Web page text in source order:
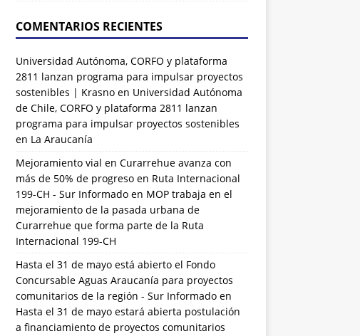
COMENTARIOS RECIENTES
Universidad Autónoma, CORFO y plataforma
2811 lanzan programa para impulsar proyectos
sostenibles | Krasnoen Universidad Autónoma
de Chile, CORFO y plataforma 2811 lanzan
programa para impulsar proyectos sostenibles
en La Araucanía
Mejoramiento vial en Curarrehue avanza con
más de 50% de progreso en Ruta Internacional
199-CH - Sur Informadoen MOP trabaja en el
mejoramiento de la pasada urbana de
Curarrehue que forma parte de la Ruta
Internacional 199-CH
Hasta el 31 de mayo está abierto el Fondo
Concursable Aguas Araucanía para proyectos
comunitarios de la región - Sur Informadoen
Hasta el 31 de mayo estará abierta postulación
a financiamiento de proyectos comunitarios